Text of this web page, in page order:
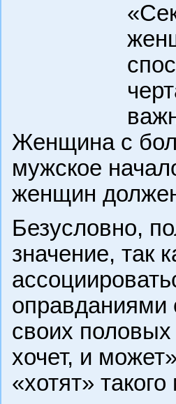
Женщина с
мужское
женщин
Безусловно,
значение, так
оправданиями
своих
хочет, и
«хотят»